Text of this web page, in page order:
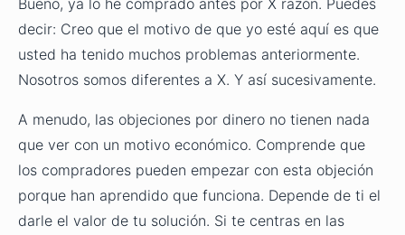
decir: Creo que el motivo de que yo esté aquí es que
usted ha tenido muchos problemas anteriormente.
Nosotros somos diferentes a X. Y así sucesivamente.
A menudo, las objeciones por dinero no tienen nada
que ver con un motivo económico. Comprende que
los compradores pueden empezar con esta objeción
porque han aprendido que funciona. Depende de ti el
darle el valor de tu solución. Si te centras en las